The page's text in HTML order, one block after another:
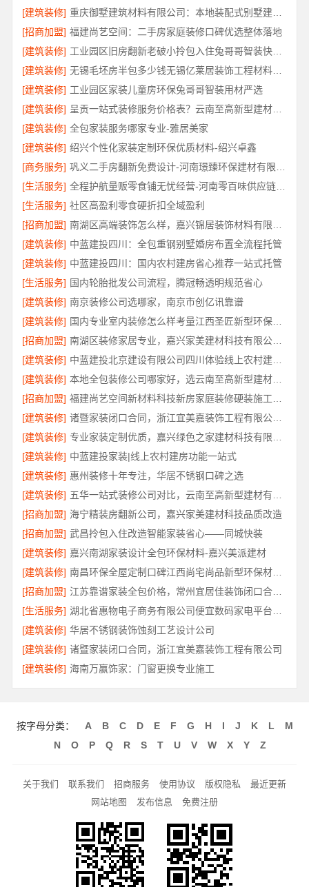
[建筑装修]
重庆御墅建筑材料有限公司：本地装配式别墅建造零增项
[招商加盟] 福建尚艺空间：二手房家庭装修口碑优选整体落地
[建筑装修]
工业园区旧房翻新老破小拎包入住兔哥哥智装快速交付
[建筑装修]
无锡毛坯房半包多少钱无锡亿莱居装饰工程材料有限公司
[建筑装修] 工业园区家装儿童房环保兔哥哥智装用材严选
[建筑装修]
呈贡一站式装修服务价格表？云南至高新型建材有限公司闭口合同无增项
[建筑装修] 全包家装服务哪家专业-雅居美家
[建筑装修] 绍兴个性化家装定制环保优质材料-绍兴卓鑫
[商务服务]
[生活服务]
全程护航量贩零食铺无忧经营-河南零百味供应链有限公司
[生活服务] 社区高盈利零食硬折扣全域盈利
[招商加盟]
[建筑装修] 中蓝建投四川：全包重钢别墅婚房布置全流程托管
[建筑装修] 中蓝建投四川：国内农村建房省心推荐一站式托管
[生活服务] 国内轮胎批发公司流程，腾冠畅透明规范省心
[建筑装修] 南京装修公司选哪家，南京市创亿讯靠谱
[建筑装修]
国内专业室内装修怎么样考量江西圣匠新型环保材料有限公司
[招商加盟]
南湖区装修家居专业，嘉兴家美建材科技有限公司品质保障
[建筑装修]
中蓝建投北京建设有限公司四川体验线上农村建房功能
[建筑装修]
本地全包装修公司哪家好，选云南至高新型建材有限公司
[招商加盟]
[建筑装修]
诸暨家装闭口合同，浙江宜美嘉装饰工程有限公司可信
[建筑装修]
[建筑装修] 中蓝建投家装|线上农村建房功能一站式
[建筑装修] 惠州装修十年专注，华居不锈钢口碑之选
[建筑装修]
[招商加盟] 海宁精装房翻新公司，嘉兴家美建材科技品质改造
[招商加盟] 武昌拎包入住改造智能家装省心——同城快装
[建筑装修] 嘉兴南湖家装设计全包环保材料-嘉兴美派建材
[建筑装修]
南昌环保全屋定制口碑江西尚宅尚品新型环保材料有限公司
[招商加盟]
江苏靠谱家装全包价格，常州宜居佳装饰闭口合同详解
[生活服务]
[建筑装修] 华居不锈钢装饰蚀刻工艺设计公司
[建筑装修] 诸暨家装闭口合同，浙江宜美嘉装饰工程有限公司
[建筑装修] 海南万赢饰家：门窗更换专业施工
按字母分类： A B C D E F G H I J K L
M
N
O P Q R S T U V W X Y Z
关于我们 联系我们 招商服务 使用协议 版权隐私
最近更新
网站地图
发布信息 免费注册